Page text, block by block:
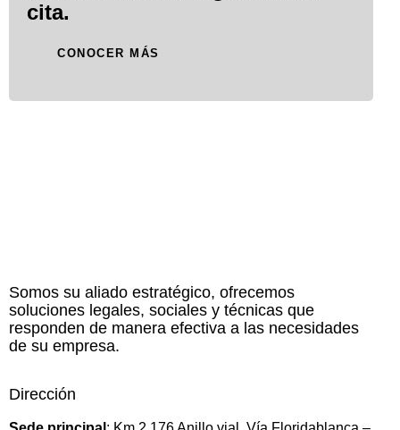
cita.
CONOCER MÁS
Somos su aliado estratégico, ofrecemos
soluciones legales, sociales y técnicas que
responden de manera efectiva a las necesidades
de su empresa.
Dirección